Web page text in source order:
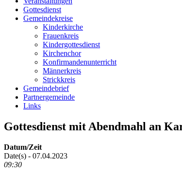
Gottesdienst
Gemeindekreise
Kinderkirche
Frauenkreis
Kindergottesdienst
Kirchenchor
Konfirmandenunterricht
Männerkreis
Strickkreis
Gemeindebrief
Partnergemeinde
Links
Gottesdienst mit Abendmahl an
Datum/Zeit
Date(s) - 07.04.2023
09:30